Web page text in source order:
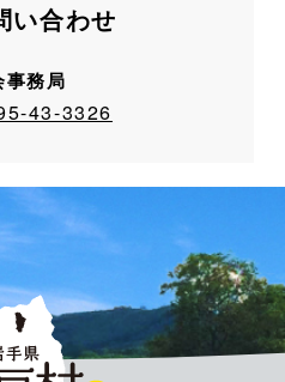
い合わせ
事務局
43-3326